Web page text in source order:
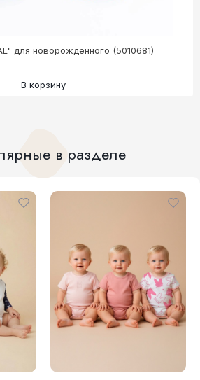
для новорождённого (5010681)
В корзину
в разделе